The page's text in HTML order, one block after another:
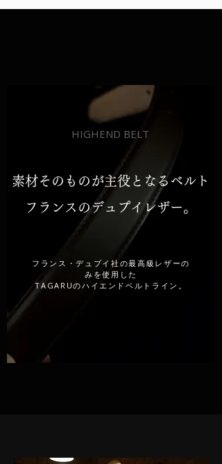
HIGHEND BELT
フランス・デュプイ社の最高級レザーの
みを使用した
TAGARUのハイエンドベルトライン。
素材そのものが主役となるベルト
​フランスのデュプイレザー。